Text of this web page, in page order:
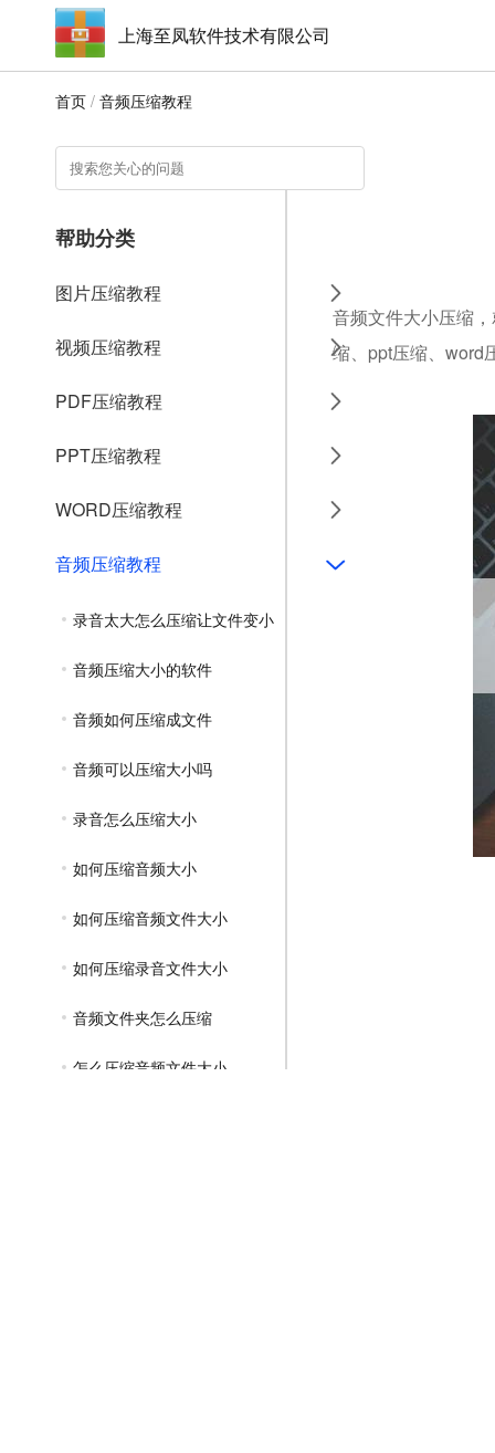
上海至凤软件技术有限公司
首页 / 音频压缩教程
帮助分类
图片压缩教程
视频压缩教程
PDF压缩教程
PPT压缩教程
WORD压缩教程
音频压缩教程
录音太大怎么压缩让文件变小
音频压缩大小的软件
音频如何压缩成文件
音频可以压缩大小吗
录音怎么压缩大小
如何压缩音频大小
如何压缩音频文件大小
如何压缩录音文件大小
音频文件夹怎么压缩
怎么压缩音频文件大小
音频文件大小压缩
缩、ppt压缩、word